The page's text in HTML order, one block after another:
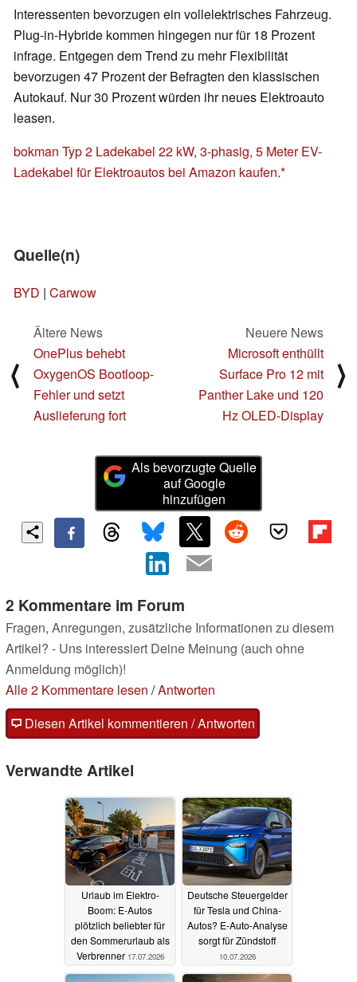
Interessenten bevorzugen ein vollelektrisches Fahrzeug.
Plug-in-Hybride kommen hingegen nur für 18 Prozent
infrage. Entgegen dem Trend zu mehr Flexibilität
bevorzugen 47 Prozent der Befragten den klassischen
Autokauf. Nur 30 Prozent würden ihr neues Elektroauto
leasen.
bokman Typ 2 Ladekabel 22 kW, 3-phasig, 5 Meter EV-
Ladekabel für Elektroautos bei Amazon kaufen.
Quelle(n)
BYD | Carwow
⟨
Ältere News
OnePlus behebt
OxygenOS Bootloop-
Fehler und setzt
Auslieferung fort
Neuere News
Microsoft enthüllt
Surface Pro 12 mit
Panther Lake und 120
Hz OLED-Display
⟩
Als bevorzugte Quelle
auf Google
hinzufügen
2 Kommentare im Forum
Fragen, Anregungen, zusätzliche Informationen zu diesem
Artikel? - Uns interessiert Deine Meinung (auch ohne
Anmeldung möglich)!
Alle 2 Kommentare lesen /Antworten
Diesen Artikel kommentieren / Antworten
Verwandte Artikel
Urlaub im Elektro-
Boom: E-Autos
plötzlich beliebter für
den Sommerurlaub als
Verbrenner 17.07.2026
Deutsche Steuergelder
für Tesla und China-
Autos? E-Auto-Analyse
sorgt für Zündstoff
10.07.2026